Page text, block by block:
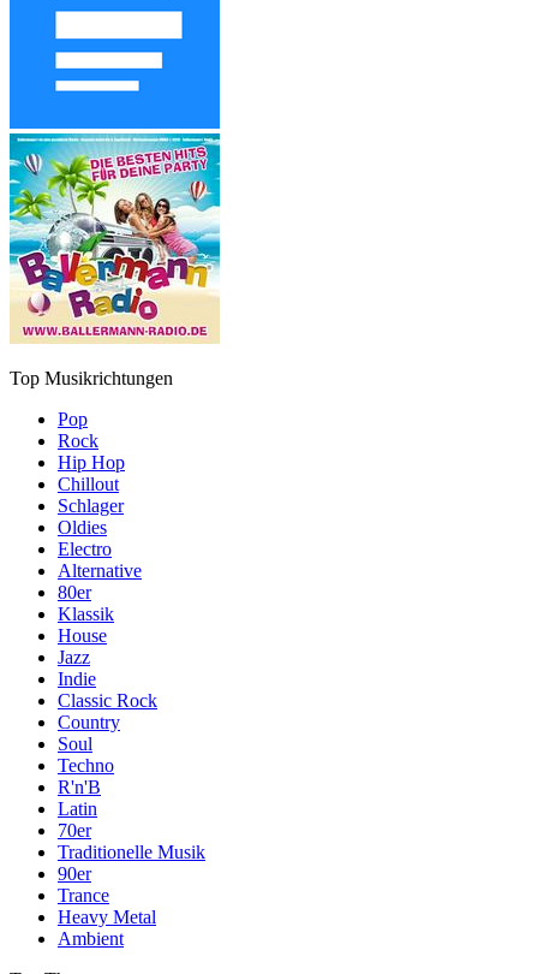
Top Musikrichtungen
Pop
Rock
Hip Hop
Chillout
Schlager
Oldies
Electro
Alternative
80er
Klassik
House
Jazz
Indie
Classic Rock
Country
Soul
Techno
R'n'B
Latin
70er
Traditionelle Musik
90er
Trance
Heavy Metal
Ambient